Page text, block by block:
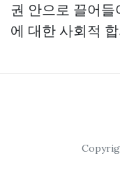
권 안으로 끌어
에 대한 사회적